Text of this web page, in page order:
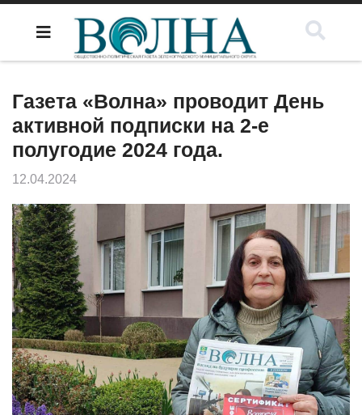
Газета «Волна» проводит День
активной подписки на 2-е
полугодие 2024 года.
12.04.2024